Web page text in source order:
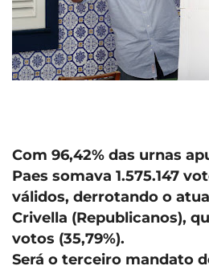
Com 96,42% das urnas
Paes somava 1.575.147
válidos, derrotando o
Crivella (Republicanos),
votos (35,79%).
Será o terceiro mandato